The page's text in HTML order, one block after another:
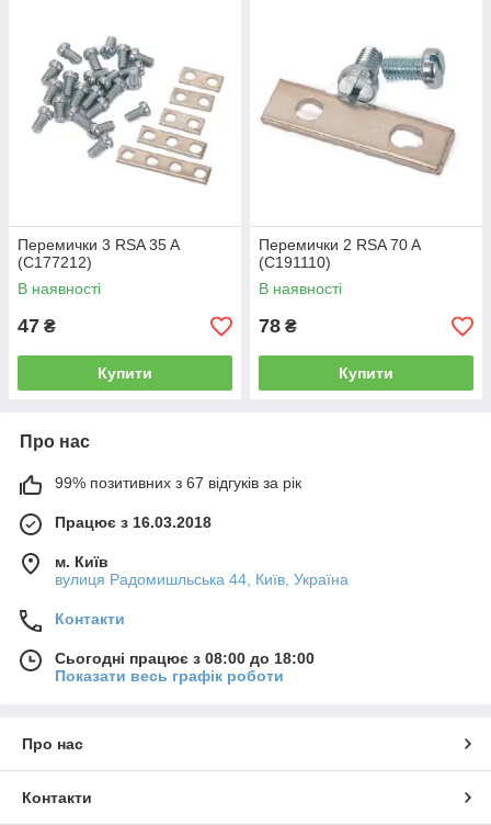
Перемички 3 RSA 35 A
(С177212)
В наявності
47 ₴
Купити
Перемички 2 RSA 70 A
(С191110)
В наявності
78 ₴
Купити
Про нас
99% позитивних з 67 відгуків за рік
Працює з 16.03.2018
м. Київ
вулиця Радомишльська 44, Київ, Україна
Контакти
Сьогодні працює з 08:00 до 18:00
Показати весь графік роботи
Про нас
Контакти